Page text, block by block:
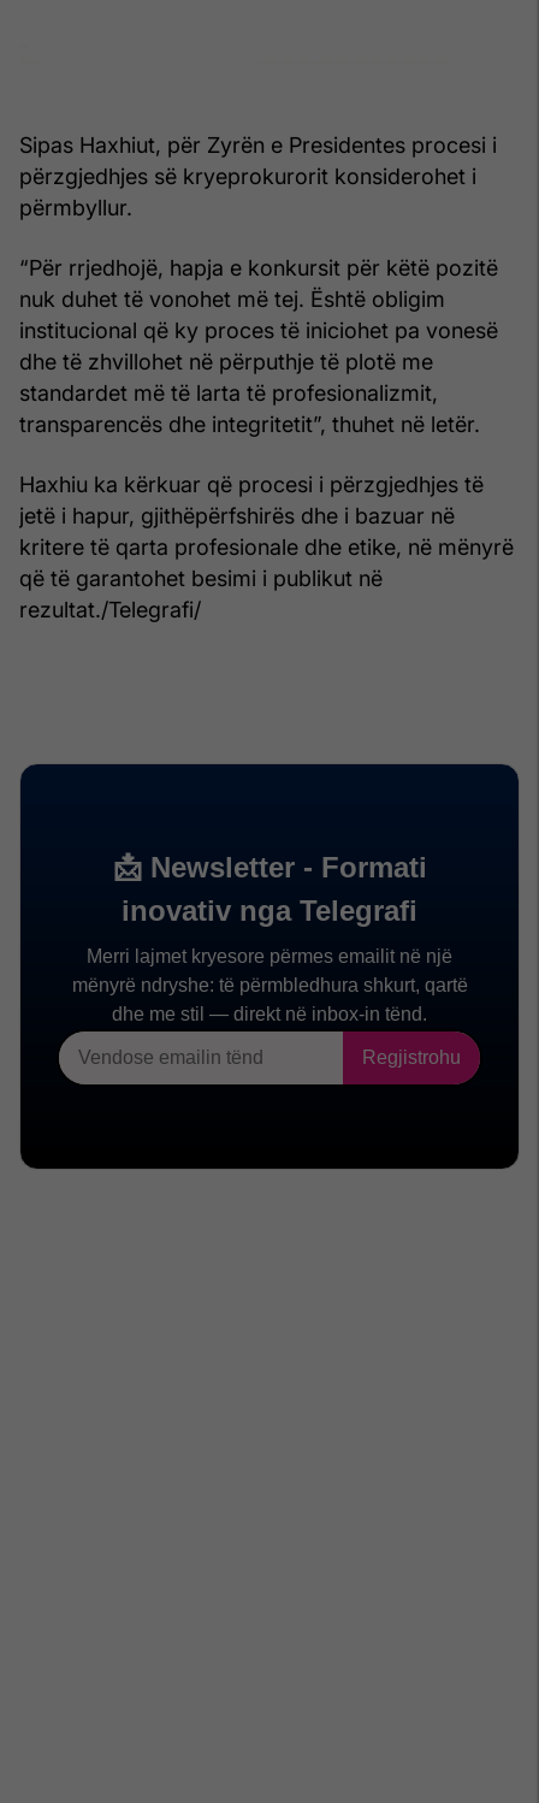
Sipas Haxhiut, për Zyrën e Presidentes procesi i
përzgjedhjes së kryeprokurorit konsiderohet i
përmbyllur.
“Për rrjedhojë, hapja e konkursit për këtë pozitë
nuk duhet të vonohet më tej. Është obligim
institucional që ky proces të iniciohet pa vonesë
dhe të zhvillohet në përputhje të plotë me
standardet më të larta të profesionalizmit,
transparencës dhe integritetit”, thuhet në letër.
Haxhiu ka kërkuar që procesi i përzgjedhjes të
jetë i hapur, gjithëpërfshirës dhe i bazuar në
kritere të qarta profesionale dhe etike, në mënyrë
që të garantohet besimi i publikut në
rezultat./Telegrafi/